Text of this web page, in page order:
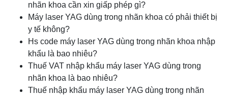
nhãn khoa cần xin giấp phép gì?
Máy laser YAG dùng trong nhãn khoa có phải thiết bị
y tế không?
Hs code máy laser YAG dùng trong nhãn khoa nhập
khẩu là bao nhiêu?
Thuế VAT nhập khẩu máy laser YAG dùng trong
nhãn khoa là bao nhiêu?
Thuế nhập khẩu máy laser YAG dùng trong nhãn